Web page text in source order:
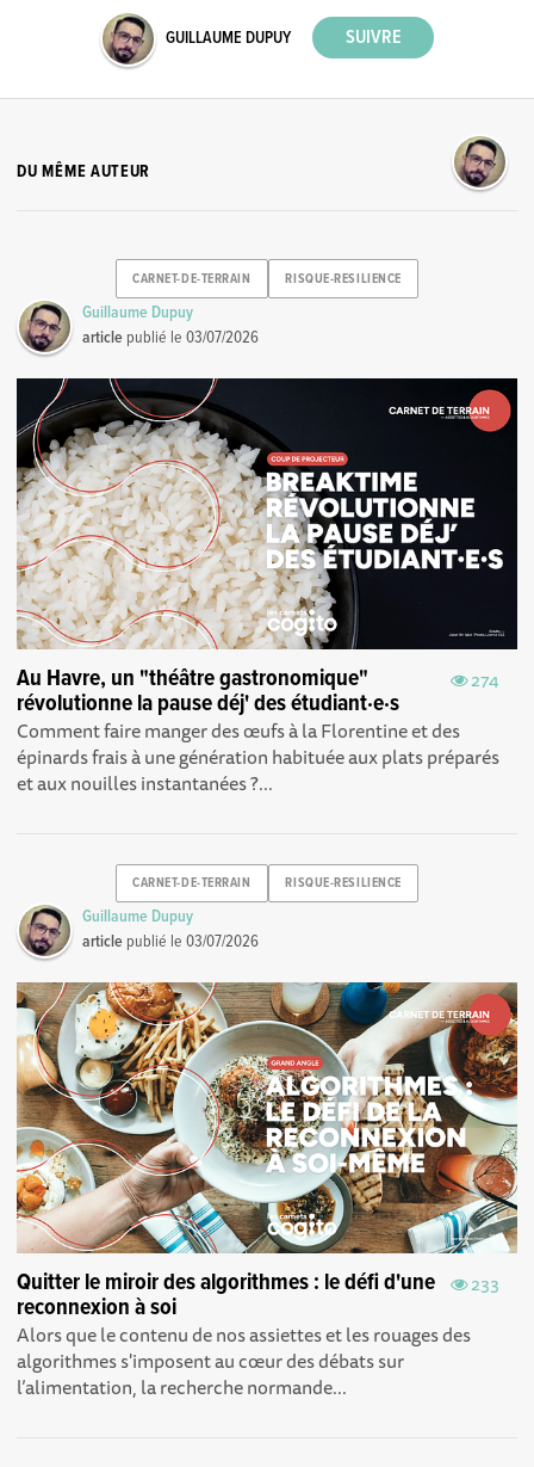
GUILLAUME DUPUY
DU MÊME AUTEUR
CARNET-DE-TERRAIN RISQUE-RESILIENCE
Guillaume Dupuy
article publié le03/07/2026
274
Au Havre, un "théâtre gastronomique"
révolutionne la pause déj' des étudiant·e·s
Comment faire manger des œufs à la Florentine et des
épinards frais à une génération habituée aux plats préparés
et aux nouilles instantanées ?...
CARNET-DE-TERRAIN RISQUE-RESILIENCE
Guillaume Dupuy
article publié le03/07/2026
233
Quitter le miroir des algorithmes : le défi d'une
reconnexion à soi
Alors que le contenu de nos assiettes et les rouages des
algorithmes s'imposent au cœur des débats sur
l’alimentation, la recherche normande...